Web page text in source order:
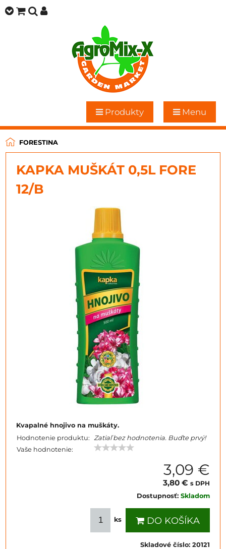
Produkty Menu
FORESTINA
KAPKA MUŠKÁT 0,5L FORE
12/B
Kvapalné hnojivo na muškáty.
Hodnotenie produktu: Zatiaľ bez hodnotenia. Buďte prvý!
Vaše hodnotenie:
3,09 €
3,80 € s DPH
Dostupnosť: Skladom
ks DO KOŠÍKA
Skladové číslo: 20121